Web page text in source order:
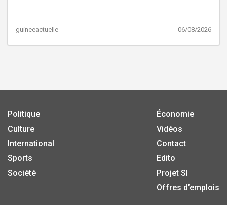
guineeactuelle 06/08/2026
Politique
Culture
International
Sports
Société
Économie
Vidéos
Contact
Edito
Projet SI
Offres d’emplois